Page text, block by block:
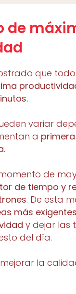
de
que
variar
a
.
de
de tiempo y
. De esta
más
y dejar las
del día.
la